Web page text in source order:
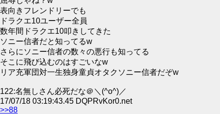
表向きフレンドリーでも
ドラクエ10ユーザー全員
数年間ドラクエ10叩きしてきた
ソニー信者だと知ってるw
さらにソニー信者の数々の悪行も知ってる
そこに飛び込むのはすごいなw
リア充軍団対一生独身童貞オタクソニー信者だぞw
122:名無しさん必死だな＠＼(^o^)／
17/07/18 03:19:43.45 DQPRvKor0.net
>>88